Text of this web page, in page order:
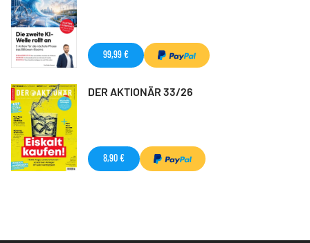
99,99 €
DER AKTIONÄR 33/26
8,90 €